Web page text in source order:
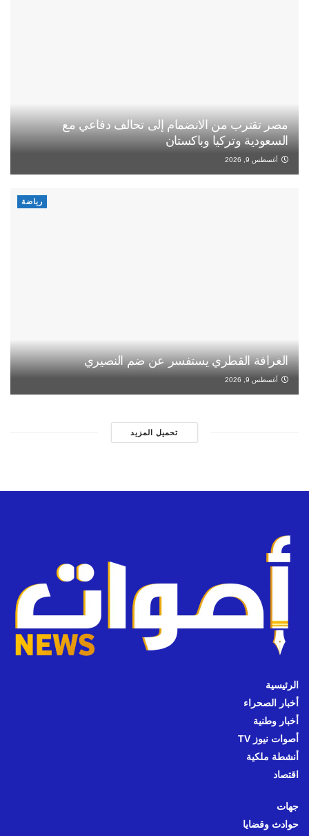
مصر تقترب من الانضمام إلى تحالف دفاعي مع
السعودية وتركيا وباكستان
أغسطس 9, 2026
رياضة
الغرافة القطري يستفسر عن ضم النصيري
أغسطس 9, 2026
تحميل المزيد
الرئيسية
أخبار الصحراء
أخبار وطنية
أصوات نيوز TV
أنشطة ملكية
اقتصاد
جهات
حوادث وقضايا